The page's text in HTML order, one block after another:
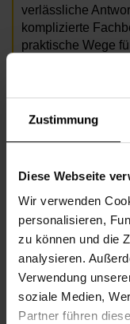
Zustimmung
Diese Webseite
Wir verwenden
personalisieren,
zu können und die
analysieren.
Verwendung
soziale Medien,
Partner führen
verlässliche
komplizierte
praktische Wege
und gut informiert
Kommen Sie
12.30-15.30 Uhr.
Beginn
Veranstalter